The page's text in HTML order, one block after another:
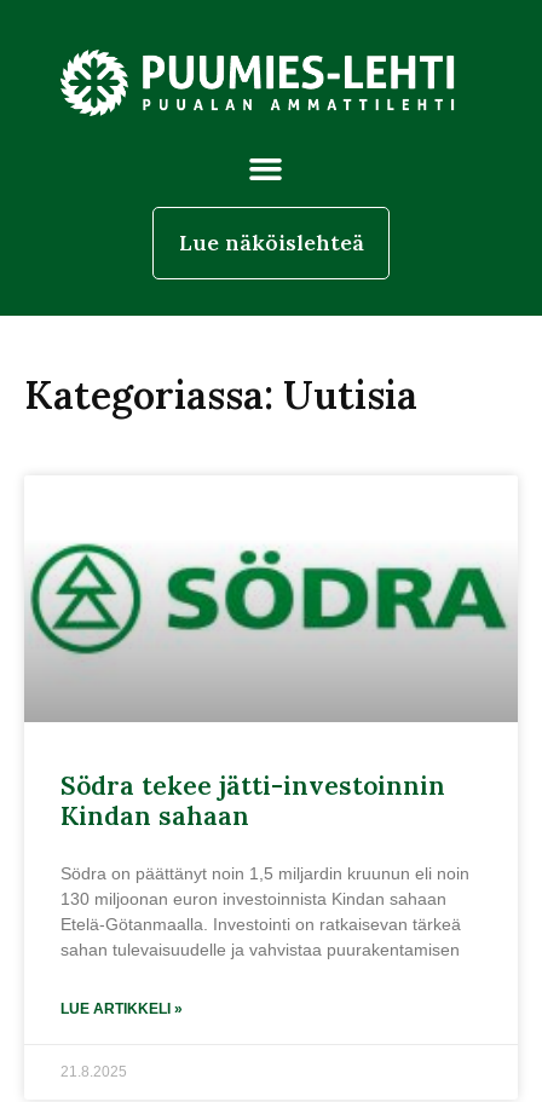
Lue näköislehteä
Kategoriassa: Uutisia
Södra tekee jätti-investoinnin
Kindan sahaan
Södra on päättänyt noin 1,5 miljardin kruunun eli noin
130 miljoonan euron investoinnista Kindan sahaan
Etelä-Götanmaalla. Investointi on ratkaisevan tärkeä
sahan tulevaisuudelle ja vahvistaa puurakentamisen
LUE ARTIKKELI »
21.8.2025